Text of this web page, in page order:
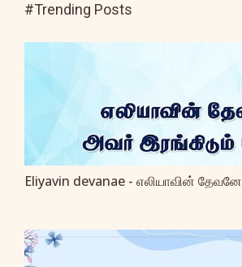
#Trending Posts
Eliyavin devanae - எலியாவின் தேவனே